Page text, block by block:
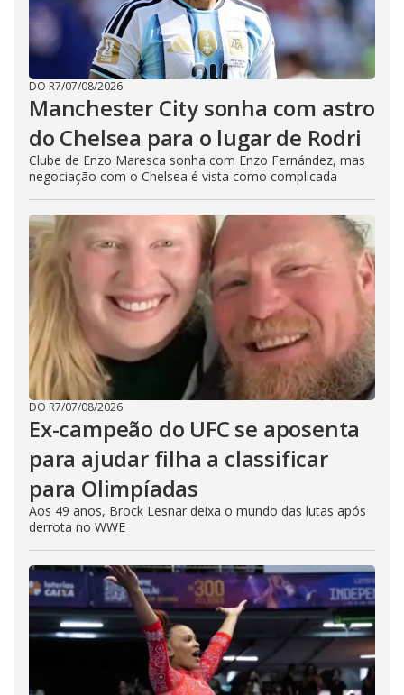
DO R7/07/08/2026
Manchester City sonha com astro
do Chelsea para o lugar de Rodri
Clube de Enzo Maresca sonha com Enzo Fernández, mas
negociação com o Chelsea é vista como complicada
DO R7/07/08/2026
Ex-campeão do UFC se aposenta
para ajudar filha a classificar
para Olimpíadas
Aos 49 anos, Brock Lesnar deixa o mundo das lutas após
derrota no WWE